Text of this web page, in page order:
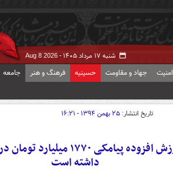
شنبه ۱۷ مرداد ۱۴۰۵ - Aug 8 2026
جهاد و مقاومت حسینیه فرهنگ و هنر جامعه
تاریخ انتشار: ۲۵ بهمن ۱۳۹۴ - ۱۶:۲۱
سرویس‌های ارزش افزوده پیامکی
داشته است